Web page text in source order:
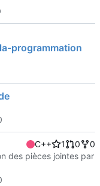
programmation
C++ 1 0
0
des pièces jointes par